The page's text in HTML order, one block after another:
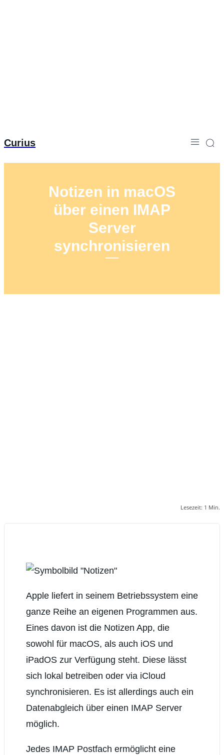
Curius
Notizen in macOS
über einen IMAP
Server
synchronisieren
Lesezeit: 1 Min.
Apple liefert in seinem Betriebssystem eine
ganze Reihe an eigenen Programmen aus.
Eines davon ist die Notizen App, die
sowohl für macOS, als auch iOS und
iPadOS zur Verfügung steht. Diese lässt
sich lokal betreiben oder via iCloud
synchronisieren. Es ist allerdings auch ein
Datenabgleich über einen IMAP Server
möglich.
Jedes IMAP Postfach ermöglicht eine